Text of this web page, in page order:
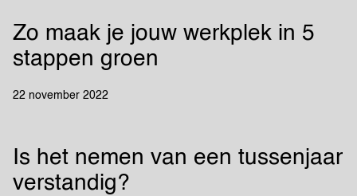
Zo maak je jouw werkplek in 5
stappen groen
22 november 2022
Is het nemen van een tussenjaar
verstandig?